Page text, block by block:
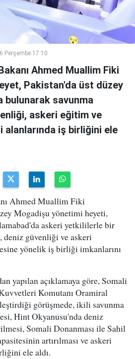
Perşembe 17:10
Ahmed Muallim Fiki
Pakistan'da üst düzey
bulunarak savunma
askeri eğitim ve
iş birliğini ele
Ahmed Muallim Fiki
Mogadişu yönetimi heyeti,
askeri yetkililerle bir
deniz güvenliği ve askeri
yönelik iş birliği imkanlarını
yapılan açıklamaya göre, Somali
Komutanı Oramiral
görüşmede, ikili savunma
Hint Okyanusu'nda deniz
Somali Donanması ile Sahil
artırılması ve askeri
ele aldı.